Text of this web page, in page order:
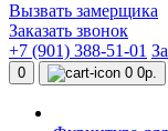
Вызвать замерщика
Заказать звонок
+7 (901) 388-51-01
0 0 0р.